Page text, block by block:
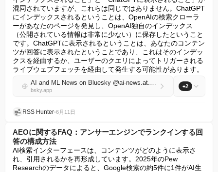
混同されていますが、これらは同じではありません。ChatGPT
にインデックスされるということは、OpenAIの検索クローラ
ーがあなたのページを発見し、OpenAI独自のインデックス
（公開されている情報は非常に少ない）に保存したということ
です。ChatGPTに表示されるということは、あなたのコンテン
ツが回答に表示されたということであり、これはそのインデッ
クスを経由するか、ユーザーのクエリによってトリガーされる
ライブウェブフェッチを経由して発生する可能性があります。
AI and ML News on Bluesky @ai-news.at.thenote.app
bsky.app
+2
RSS Hunter•6月11日
AEOに関するFAQ：アンサーエンジンでランクインする回
答の構成方法
AI検索インターフェースは、コンテンツがどのように表示さ
れ、引用されるかを再形成しています。2025年のPew
Researchのデータによると、Google検索の約5件に1件がAI生